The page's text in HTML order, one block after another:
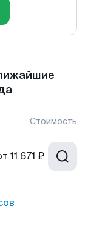
Стоимость
11 671 ₽